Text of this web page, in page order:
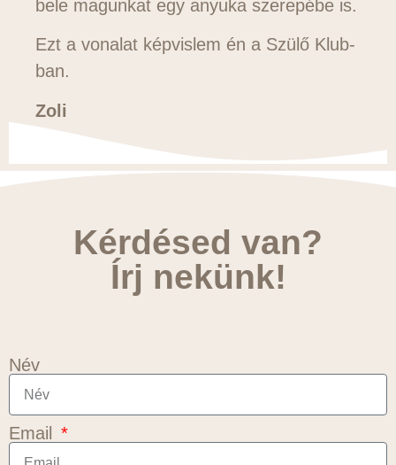
bele magunkat egy anyuka szerepébe is.
Ezt a vonalat képvislem én a Szülő Klub-
ban.
Zoli
Kérdésed van?
Írj nekünk!
Név
Email